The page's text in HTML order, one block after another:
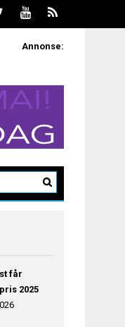
Annonse:
får
2025